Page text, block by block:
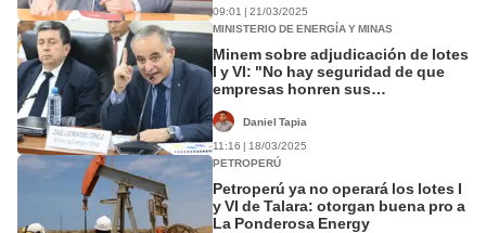
09:01 | 21/03/2025
MINISTERIO DE ENERGÍA Y MINAS
Minem sobre adjudicación de lotes
I y VI: "No hay seguridad de que
empresas honren sus
Daniel Tapia
11:16 | 18/03/2025
PETROPERÚ
Petroperú ya no operará los lotes I
y VI de Talara: otorgan buena pro a
La Ponderosa Energy